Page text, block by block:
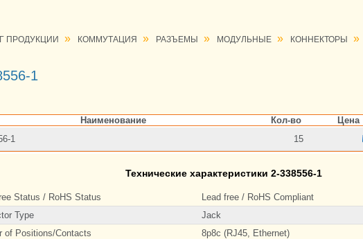
ПРОДУКЦИИ » КОММУТАЦИЯ » РАЗЪЕМЫ » МОДУЛЬНЫЕ » КОННЕКТОРЫ »
1
Наименование Кол-во
Цена
1
15
Технические характеристики 2-338556-1
Status / RoHS Status
Lead free / RoHS Compliant
Type
Jack
of Positions/Contacts
8p8c (RJ45, Ethernet)